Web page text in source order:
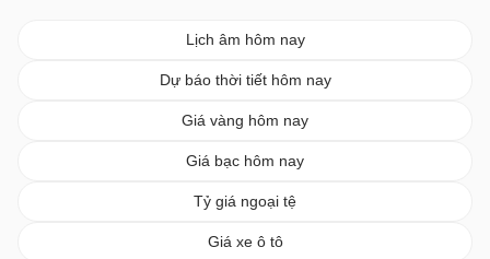
Lịch âm hôm nay
Dự báo thời tiết hôm nay
Giá vàng hôm nay
Giá bạc hôm nay
Tỷ giá ngoại tệ
Giá xe ô tô